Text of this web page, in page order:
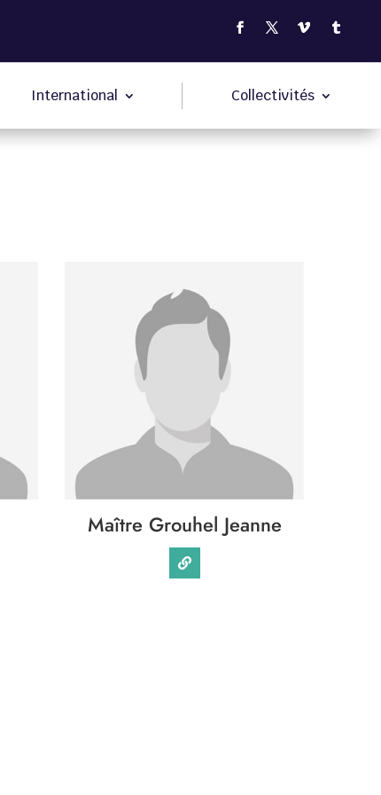
International Collectivités
Maître Grouhel Jeanne